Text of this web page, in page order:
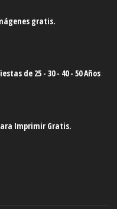
gratis.
de 25 - 30 - 40 - 50 Años
Imprimir Gratis.